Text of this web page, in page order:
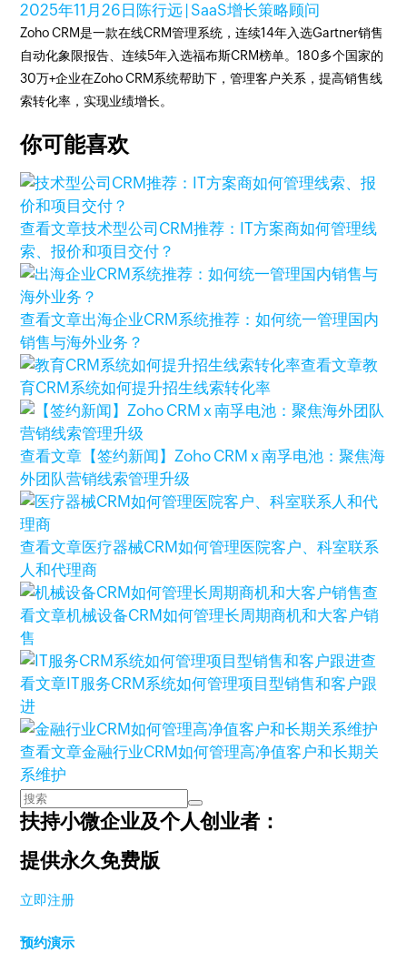
2025年11月26日 陈行远 | SaaS增长策略顾问
Zoho CRM是一款在线CRM管理系统，连续14年入选Gartner销售
自动化象限报告、连续5年入选福布斯CRM榜单。180多个国家的
30万+企业在Zoho CRM系统帮助下，管理客户关系，提高销售线
索转化率，实现业绩增长。
你可能喜欢
查看文章技术型公司CRM推荐：IT方案商如何管理线
索、报价和项目交付？
查看文章出海企业CRM系统推荐：如何统一管理国内
销售与海外业务？
查看文章教
育CRM系统如何提升招生线索转化率
查看文章 【签约新闻】Zoho CRM x 南孚电池：聚焦海
外团队营销线索管理升级
查看文章医疗器械CRM如何管理医院客户、科室联系
人和代理商
查
看文章机械设备CRM如何管理长周期商机和大客户销
售
查
看文章 IT服务CRM系统如何管理项目型销售和客户跟
进
查看文章金融行业CRM如何管理高净值客户和长期关
系维护
扶持小微企业及个人创业者：
提供永久免费版
立即注册
预约演示